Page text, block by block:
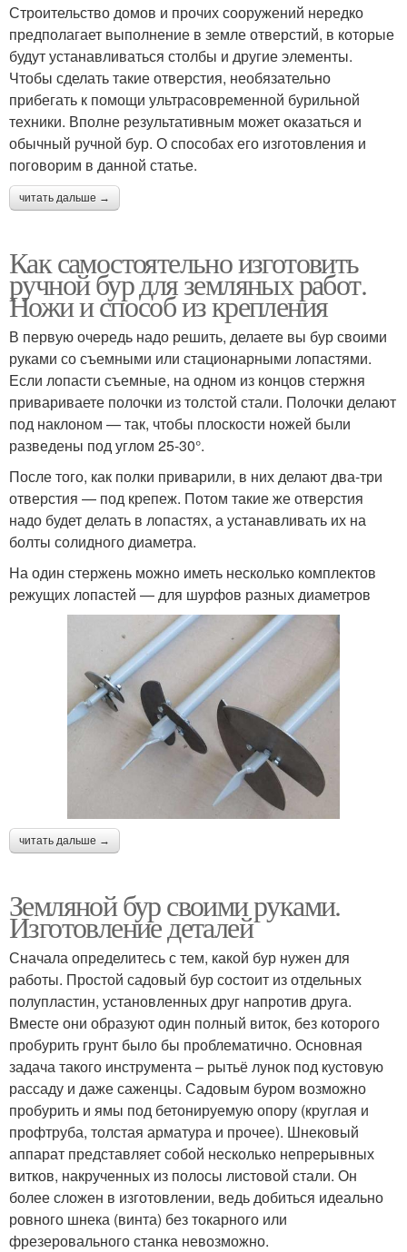
Строительство домов и прочих сооружений нередко
предполагает выполнение в земле отверстий, в которые
будут устанавливаться столбы и другие элементы.
Чтобы сделать такие отверстия, необязательно
прибегать к помощи ультрасовременной бурильной
техники. Вполне результативным может оказаться и
обычный ручной бур. О способах его изготовления и
поговорим в данной статье.
читать дальше →
Как самостоятельно изготовить
ручной бур для земляных работ.
Ножи и способ из крепления
В первую очередь надо решить, делаете вы бур своими
руками со съемными или стационарными лопастями.
Если лопасти съемные, на одном из концов стержня
привариваете полочки из толстой стали. Полочки делают
под наклоном — так, чтобы плоскости ножей были
разведены под углом 25-30°.
После того, как полки приварили, в них делают два-три
отверстия — под крепеж. Потом такие же отверстия
надо будет делать в лопастях, а устанавливать их на
болты солидного диаметра.
На один стержень можно иметь несколько комплектов
режущих лопастей — для шурфов разных диаметров
читать дальше →
Земляной бур своими руками.
Изготовление деталей
Сначала определитесь с тем, какой бур нужен для
работы. Простой садовый бур состоит из отдельных
полупластин, установленных друг напротив друга.
Вместе они образуют один полный виток, без которого
пробурить грунт было бы проблематично. Основная
задача такого инструмента – рытьё лунок под кустовую
рассаду и даже саженцы. Садовым буром возможно
пробурить и ямы под бетонируемую опору (круглая и
профтруба, толстая арматура и прочее). Шнековый
аппарат представляет собой несколько непрерывных
витков, накрученных из полосы листовой стали. Он
более сложен в изготовлении, ведь добиться идеально
ровного шнека (винта) без токарного или
фрезеровального станка невозможно.